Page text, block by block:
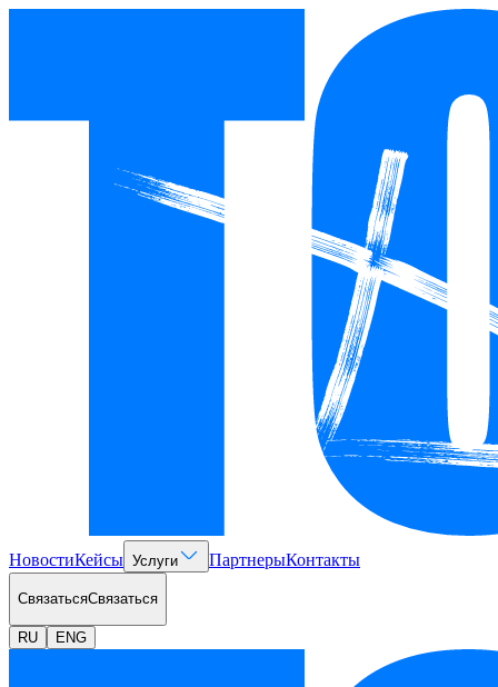
НовостиКейсы Услуги ПартнерыКонтакты
СвязатьсяСвязаться
RU ENG